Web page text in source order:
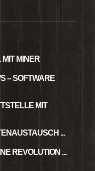
MINER
– SOFTWARE
MIT
...
REVOLUTION ...